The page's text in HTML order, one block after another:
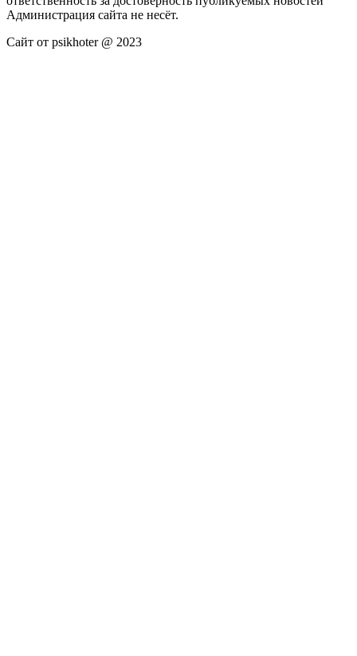
Администрация сайта не несёт.
Сайт от psikhoter @ 2023